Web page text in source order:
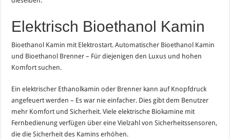
Elektrisch Bioethanol Kamin
Bioethanol Kamin mit Elektrostart. Automatischer Bioethanol Kamin
und Bioethanol Brenner – Für diejenigen den Luxus und hohen
Komfort suchen.
Ein elektrischer Ethanolkamin oder Brenner kann auf Knopfdruck
angefeuert werden – Es war nie einfacher. Dies gibt dem Benutzer
mehr Komfort und Sicherheit. Viele elektrische Biokamine mit
Fernbedienung verfügen über eine Vielzahl von Sicherheitssensoren,
die die Sicherheit des Kamins erhöhen.